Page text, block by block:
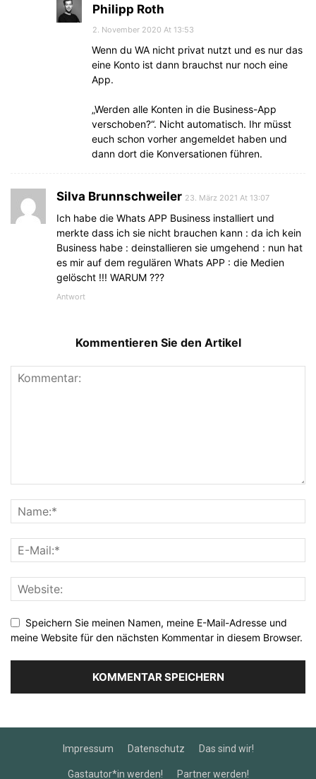
Philipp Roth
2. November 2020 At 13:53
Wenn du WA nicht privat nutzt und es nur das
eine Konto ist dann brauchst nur noch eine
App.
„Werden alle Konten in die Business-App
verschoben?“. Nicht automatisch. Ihr müsst
euch schon vorher angemeldet haben und
dann dort die Konversationen führen.
Silva Brunnschweiler 23. März 2021 At 13:07
Ich habe die Whats APP Business installiert und
merkte dass ich sie nicht brauchen kann : da ich kein
Business habe : deinstallieren sie umgehend : nun hat
es mir auf dem regulären Whats APP : die Medien
gelöscht !!! WARUM ???
Antwort
Kommentieren Sie den Artikel
Speichern Sie meinen Namen, meine E-Mail-Adresse und
meine Website für den nächsten Kommentar in diesem Browser.
Impressum Datenschutz Das sind wir!
Gastautor*in werden! Partner werden!